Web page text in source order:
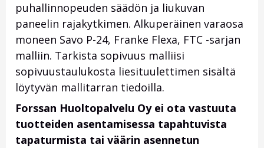
puhallinnopeuden säädön ja liukuvan
paneelin rajakytkimen. Alkuperäinen varaosa
moneen Savo P-24, Franke Flexa, FTC -sarjan
malliin. Tarkista sopivuus malliisi
sopivuustaulukosta liesituulettimen sisältä
löytyvän mallitarran tiedoilla.
Forssan Huoltopalvelu Oy ei ota vastuuta
tuotteiden asentamisessa tapahtuvista
tapaturmista tai väärin asennetun